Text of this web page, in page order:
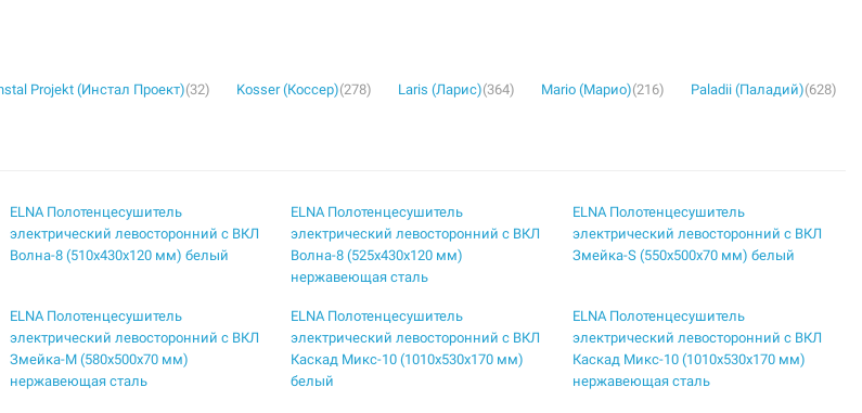
Projekt (Инстал Проект)(32) Kosser (Коссер)(278) Laris (Ларис)(364) Mario (Марио)(216) Paladii (Паладий)(628)
ELNA Полотенцесушитель
электрический левосторонний с ВКЛ
Волна-8 (510х430х120 мм) белый
ELNA Полотенцесушитель
электрический левосторонний с ВКЛ
Волна-8 (525х430х120 мм)
нержавеющая сталь
ELNA Полотенцесушитель
электрический левосторонний с ВКЛ
Змейка-S (550х500х70 мм) белый
ELNA Полотенцесушитель
электрический левосторонний с ВКЛ
Змейка-М (580х500х70 мм)
нержавеющая сталь
ELNA Полотенцесушитель
электрический левосторонний с ВКЛ
Каскад Микс-10 (1010х530х170 мм)
белый
ELNA Полотенцесушитель
электрический левосторонний с ВКЛ
Каскад Микс-10 (1010х530х170 мм)
нержавеющая сталь